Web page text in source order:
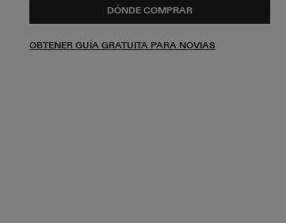
DÓNDE COMPRAR
OBTENER GUÍA GRATUITA PARA NOVIAS